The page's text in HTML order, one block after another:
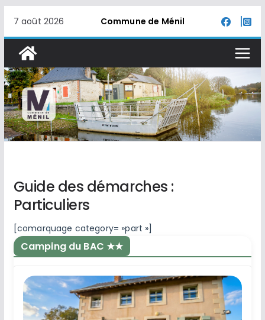
contenu
7 août 2026 Commune de Ménil
Guide des démarches :
Particuliers
[comarquage category= »part »]
Camping du BAC ★★